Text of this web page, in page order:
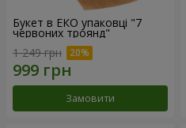
Букет в ЕКО упаковці "7
червоних троянд"
1 249 грн
Замовити